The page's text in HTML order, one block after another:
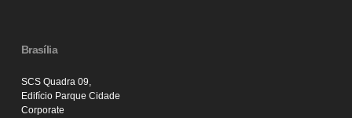
Brasília
SCS Quadra 09,
Edifício Parque Cidade
Corporate